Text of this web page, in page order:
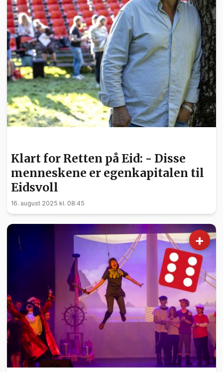
Klart for Retten på Eid: - Disse
menneskene er egenkapitalen til
Eidsvoll
16. august 2025 kl. 08:45
+